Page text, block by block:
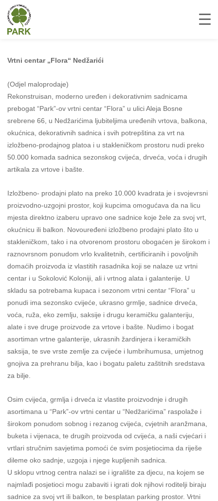
Vrtni centar „Flora“ Nedžarići
(Odjel maloprodaje)
Rekonstruisan, moderno uređen i dekorativnim sadnicama
prebogat “Park”-ov vrtni centar “Flora” u ulici Aleja Bosne
srebrene 66, u Nedžarićima ljubiteljima uređenih vrtova, balkona,
okućnica, dekorativnih sadnica i svih potrepština za vrt na
izložbeno-prodajnog platoa i u stakleničkom prostoru nudi preko
50.000 komada sadnica sezonskog cvijeća, drveća, voća i drugih
artikala za vrtove i bašte.
Izložbeno- prodajni plato na preko 10.000 kvadrata je i svojevrsni
proizvodno-uzgojni prostor, koji kupcima omogućava da na licu
mjesta direktno izaberu upravo one sadnice koje žele za svoj vrt,
okućnicu ili balkon. Novouređeni izložbeno prodajni plato što u
stakleničkom, tako i na otvorenom prostoru obogaćen je širokom i
raznovrsnom ponudom vrlo kvalitetnih, certificiranih i povoljnih
domaćih proizvoda iz vlastitih rasadnika koji se nalaze uz vrtni
centar i u Sokolović Koloniji, ali i vrtnog alata i galanterije. U
skladu sa potrebama kupaca i sezonom vrtni centar “Flora” u
ponudi ima sezonsko cvijeće, ukrasno grmlje, sadnice drveća,
voća, ruža, eko zemlju, saksije i drugu keramičku galanteriju,
alate i sve druge proizvode za vrtove i bašte. Nudimo i bogat
asortiman vrtne galanterije, ukrasnih žardinjera i keramičkih
saksija, te sve vrste zemlje za cvijeće i lumbrihumusa, umjetnog
gnojiva za prehranu bilja, kao i bogatu paletu zaštitnih sredstava
za bilje.
Osim cvijeća, grmlja i drveća iz vlastite proizvodnje i drugih
asortimana u “Park”-ov vrtni centar u “Nedžarićima” raspolaže i
širokom ponudom sobnog i rezanog cvijeća, cvjetnih aranžmana,
buketa i vijenaca, te drugih proizvoda od cvijeća, a naši cvjećari i
vrtlari stručnim savjetima pomoći će svim posjetiocima da riješe
dileme oko sadnje, uzgoja i njege kupljenih sadnica.
U sklopu vrtnog centra nalazi se i igralište za djecu, na kojem se
najmlađi posjetioci mogu zabaviti i igrati dok njihovi roditelji biraju
sadnice za svoj vrt ili balkon, te besplatan parking prostor. Vrtni